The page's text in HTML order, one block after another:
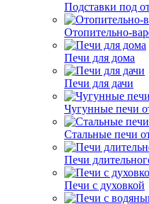
Подставки под
Отопительно-
Печи для дома
Печи для дачи
Чугунные печи
Стальные печи
Печи
Печи с духовкой